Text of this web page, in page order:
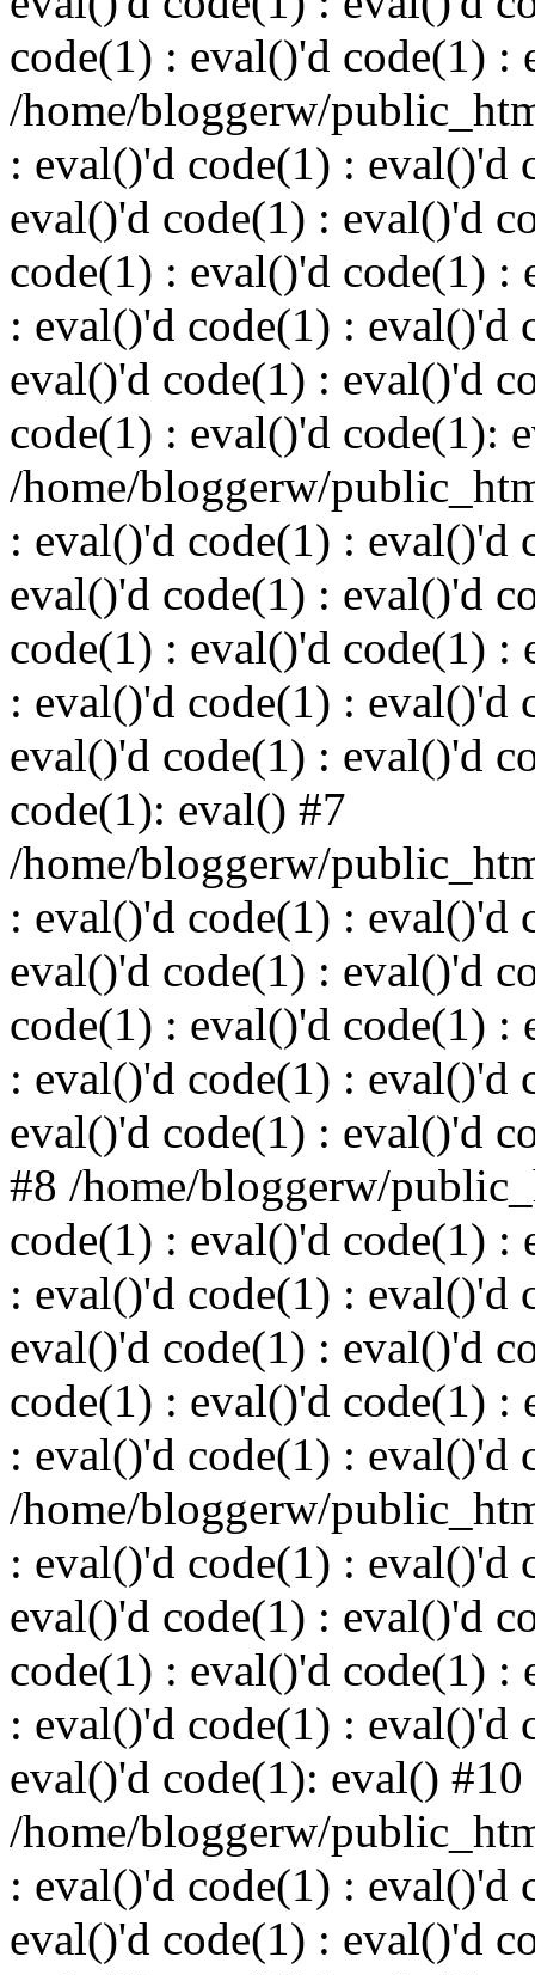
code(1) : eval()'d code(1) :
/home/bloggerw/
: eval()'d code(1) : eval()'d
eval()'d code(1) : eval()'d
code(1) : eval()'d code(1) :
: eval()'d code(1) : eval()'d
eval()'d code(1) : eval()'d
code(1) : eval()'d code(1):
/home/bloggerw/
: eval()'d code(1) : eval()'d
eval()'d code(1) : eval()'d
code(1) : eval()'d code(1) :
: eval()'d code(1) : eval()'d
eval()'d code(1) : eval()'d
code(1): eval() #7
/home/bloggerw/
: eval()'d code(1) : eval()'d
eval()'d code(1) : eval()'d
code(1) : eval()'d code(1) :
: eval()'d code(1) : eval()'d
eval()'d code(1) : eval()'d
#8 /home/bloggerw/
code(1) : eval()'d code(1) :
: eval()'d code(1) : eval()'d
eval()'d code(1) : eval()'d
code(1) : eval()'d code(1) :
: eval()'d code(1) : eval()'d
/home/bloggerw/
: eval()'d code(1) : eval()'d
eval()'d code(1) : eval()'d
code(1) : eval()'d code(1) :
: eval()'d code(1) : eval()'d
eval()'d code(1): eval() #10
/home/bloggerw/
: eval()'d code(1) : eval()'d
eval()'d code(1) : eval()'d